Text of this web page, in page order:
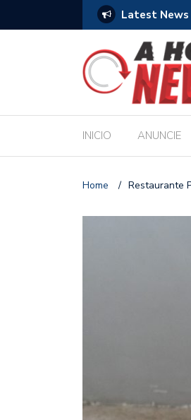
Latest News
escolares e sanciona jornada de 30
INICIO ANUNCIE
Home / Restaurante